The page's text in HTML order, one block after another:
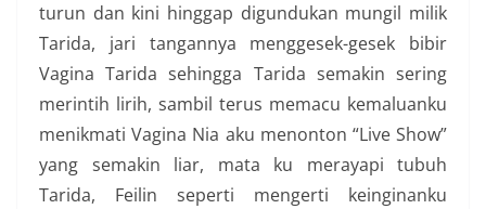
turun dan kini hinggap digundukan mungil milik
Tarida, jari tangannya menggesek-gesek bibir
Vagina Tarida sehingga Tarida semakin sering
merintih lirih, sambil terus memacu kemaluanku
menikmati Vagina Nia aku menonton “Live Show”
yang semakin liar, mata ku merayapi tubuh
Tarida, Feilin seperti mengerti keinginanku